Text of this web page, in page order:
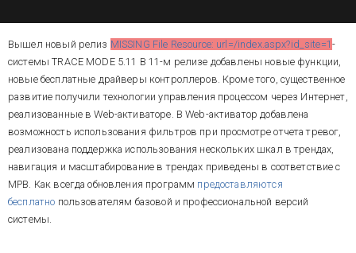
Вышел новый релиз MISSING File Resource: url=/index.aspx?id_site=1 -
системы TRACE MODE 5.11 В 11-м релизе добавлены новые функции,
новые бесплатные драйверы контроллеров. Кроме того, существенное
развитие получили технологии управления процессом через Интернет,
реализованные в Web-активаторе. В Web-активатор добавлена
возможность использования фильтров при просмотре отчета тревог,
реализована поддержка использования нескольких шкал в трендах,
навигация и масштабирование в трендах приведены в соответствие с
МРВ. Как всегда обновления программ предоставляются
бесплатно пользователям базовой и профессиональной версий
системы.